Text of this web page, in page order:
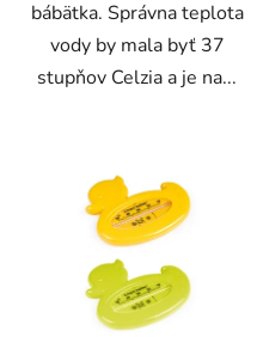
bábätka. Správna teplota
vody by mala byť 37
stupňov Celzia a je na...